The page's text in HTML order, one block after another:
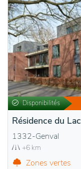
Disponibilités
Résidence du Lac
1332-Genval
+6 km
Zones vertes